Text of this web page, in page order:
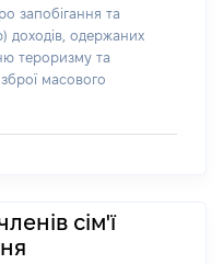
запобігання та
доходів, одержаних
тероризму та
масового
сім'ї